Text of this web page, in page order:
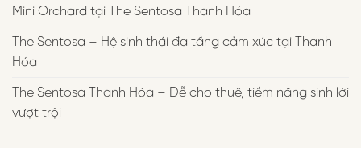
Mini Orchard tại The Sentosa Thanh Hóa
The Sentosa – Hệ sinh thái đa tầng cảm xúc tại Thanh
Hóa
The Sentosa Thanh Hóa – Dễ cho thuê, tiềm năng sinh lời
vượt trội